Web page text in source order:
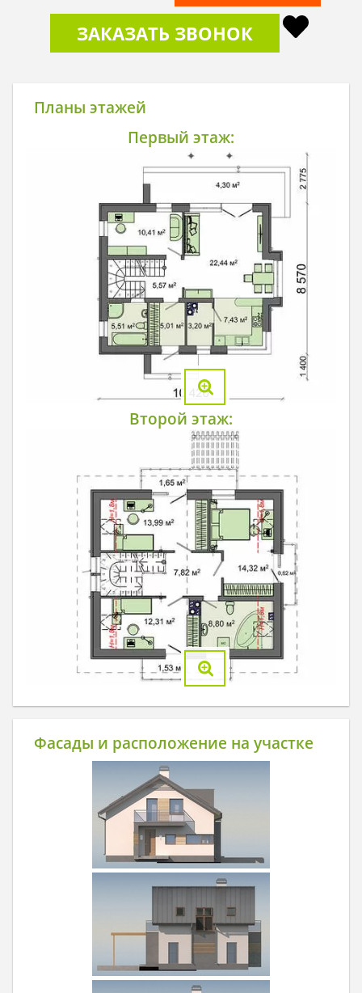
ЗАКАЗАТЬ ЗВОНОК
Планы этажей
Первый этаж:
Второй этаж:
Фасады и расположение на участке